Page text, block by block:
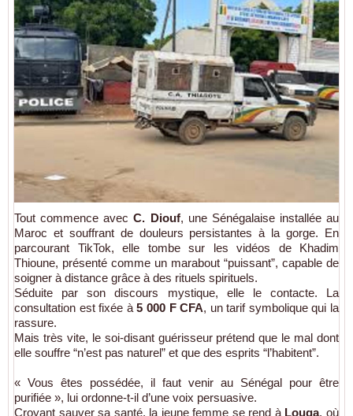
Tout commence avecC. Diouf, une Sénégalaise installée au
Maroc et souffrant de douleurs persistantes à la gorge. En
parcourant TikTok, elle tombe sur les vidéos de Khadim
Thioune, présenté comme un marabout “puissant”, capable de
soigner à distance grâce à des rituels spirituels.
Séduite par son discours mystique, elle le contacte. La
consultation est fixée à5 000 F CFA, un tarif symbolique qui la
rassure.
Mais très vite, le soi-disant guérisseur prétend que le mal dont
elle souffre “n’est pas naturel” et que des esprits “l’habitent”.
« Vous êtes possédée, il faut venir au Sénégal pour être
purifiée », lui ordonne-t-il d’une voix persuasive.
Croyant sauver sa santé, la jeune femme se rend à Louga, où